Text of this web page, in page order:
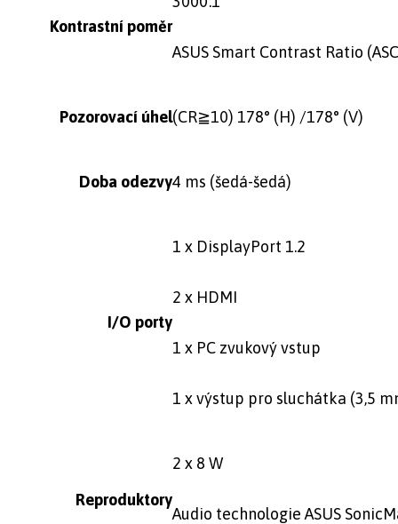
Kontrastní poměr
ASUS Smart Contrast Ratio
Pozorovací úhel(CR≧10) 178° (H) /178° (V)
Doba odezvy4 ms (šedá-šedá)
I/O porty
1 x DisplayPort 1.2
2 x HDMI
1 x PC zvukový vstup
1 x výstup pro sluchátka (3,5
Reproduktory
2 x 8 W
Audio technologie ASUS